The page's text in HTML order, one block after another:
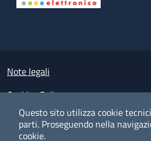
Questo sito utilizza cookie
parti. Proseguendo nella
cookie.
Small prints
Note legali
Cookies Policy
Policy privacy e protezione del